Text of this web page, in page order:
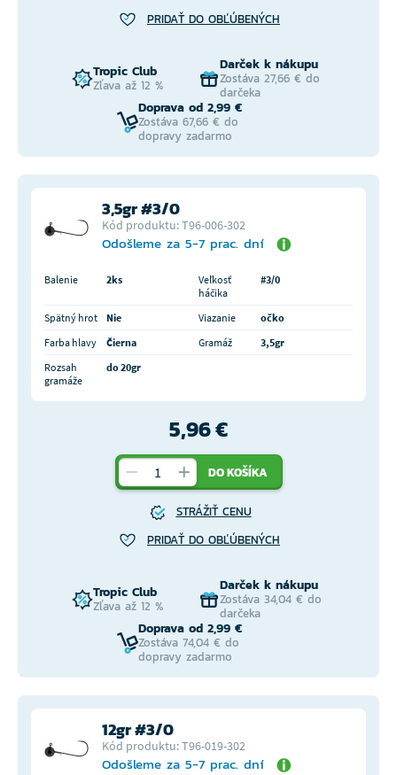
PRIDAŤ DO OBĽÚBENÝCH
Tropic Club
Zľava až 12 %
Darček k nákupu
Zostáva 27,66 € do
darčeka
Doprava od 2,99 €
Zostáva 67,66 € do
dopravy zadarmo
3,5gr #3/0
Kód produktu: T96-006-302
Odošleme za 5-7 prac. dní
Balenie 2ks
Veľkosť
háčika
#3/0
Spätný hrot Nie Viazanie
očko
Farba hlavy
Čierna Gramáž
3,5gr
Rozsah
gramáže
do 20gr
5,96 €
DO KOŠÍKA
STRÁŽIŤ CENU
PRIDAŤ DO OBĽÚBENÝCH
Tropic Club
Zľava až 12 %
Darček k nákupu
Zostáva 34,04 € do
darčeka
Doprava od 2,99 €
Zostáva 74,04 € do
dopravy zadarmo
12gr #3/0
Kód produktu: T96-019-302
Odošleme za 5-7 prac. dní